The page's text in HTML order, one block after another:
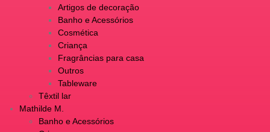
Artigos de decoração
Banho e Acessórios
Cosmética
Criança
Fragrâncias para casa
Outros
Tableware
Têxtil lar
Mathilde M.
Banho e Acessórios